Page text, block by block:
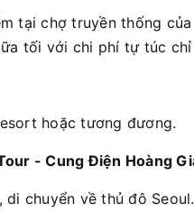
tại chợ truyền thống
tối với chi phí tự túc
hoặc tương đương.
- Cung Điện Hoàng
chuyển về thủ đô